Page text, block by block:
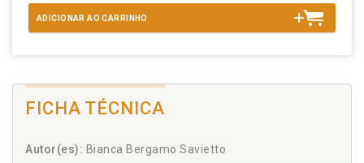
ADICIONAR AO CARRINHO
FICHA TÉCNICA
Autor(es): Bianca Bergamo Savietto